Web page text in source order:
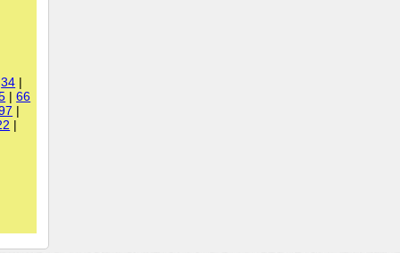
34 |
|66
|
|